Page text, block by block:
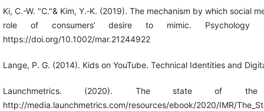
Ki, C.-W. "C."& Kim, Y.‐K. (2019). The mechanism by which social
role of consumers’ desire to mimic. Psychology
https://doi.org/10.1002/mar.21244922
Lange, P. G. (2014). Kids on YouTube. Technical Identities and
Launchmetrics. (2020). The state of the
http://media.launchmetrics.com/resources/ebook/2020/IMR/